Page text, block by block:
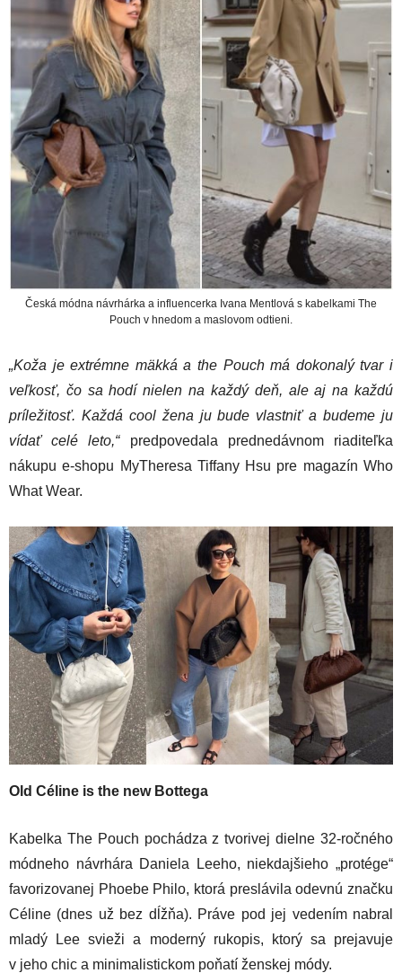
Česká módna návrhárka a influencerka Ivana Mentlová s kabelkami The
Pouch v hnedom a maslovom odtieni.
„Koža je extrémne mäkká a the Pouch má dokonalý tvar i
veľkosť, čo sa hodí nielen na každý deň, ale aj na každú
príležitosť. Každá cool žena ju bude vlastniť a budeme ju
vídať celé leto,“predpovedala prednedávnom riaditeľka
nákupu e-shopu MyTheresa Tiffany Hsu pre magazín Who
What Wear.
Old Céline is the new Bottega
Kabelka The Pouch pochádza z tvorivej dielne 32-ročného
módneho návrhára Daniela Leeho, niekdajšieho „protége“
favorizovanej Phoebe Philo, ktorá preslávila odevnú značku
Céline (dnes už bez dĺžňa). Práve pod jej vedením nabral
mladý Lee svieži a moderný rukopis, ktorý sa prejavuje
v jeho chic a minimalistickom poňatí ženskej módy.